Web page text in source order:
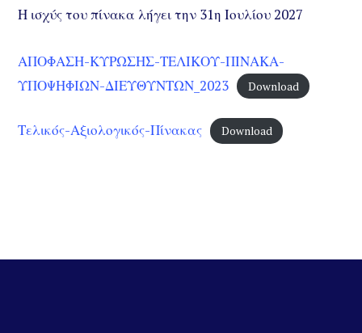
Η ισχύς του πίνακα λήγει την 31η Ιουλίου 2027
ΑΠΟΦΑΣΗ-ΚΥΡΩΣΗΣ-ΤΕΛΙΚΟΥ-ΠΙΝΑΚΑ-
ΥΠΟΨΗΦΙΩΝ-ΔΙΕΥΘΥΝΤΩΝ_2023
Download
Τελικός-Αξιολογικός-Πίνακας Download